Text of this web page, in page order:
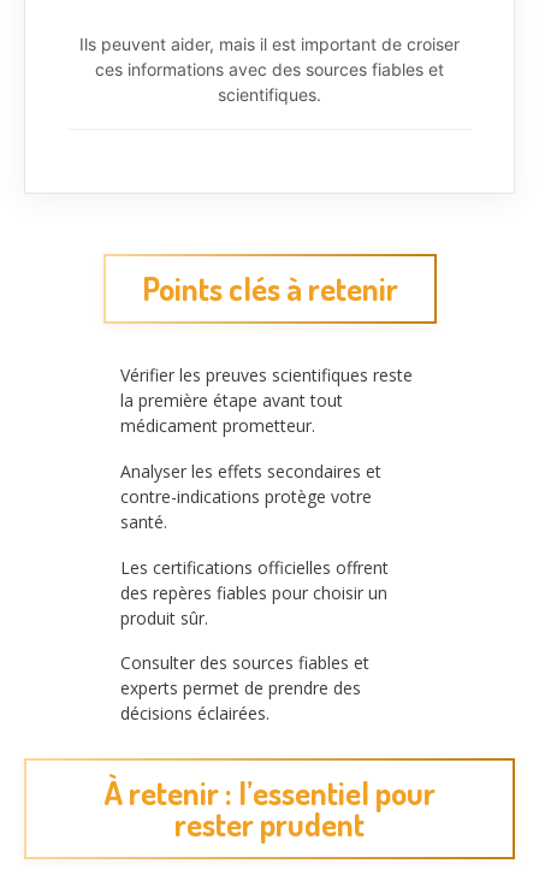
Ils peuvent aider, mais il est important de croiser
ces informations avec des sources fiables et
scientifiques.
Points clés à retenir
Vérifier les preuves scientifiques reste
la première étape avant tout
médicament prometteur.
Analyser les effets secondaires et
contre-indications protège votre
santé.
Les certifications officielles offrent
des repères fiables pour choisir un
produit sûr.
Consulter des sources fiables et
experts permet de prendre des
décisions éclairées.
À retenir : l’essentiel pour
rester prudent